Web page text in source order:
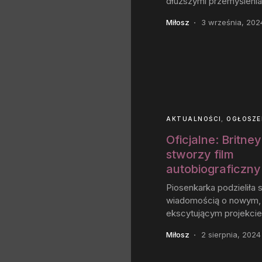
Miłosz 3 września,
AKTUALNOŚCI
Oficjalne:
stworzy film
Piosenkarka podzieliła
wiadomością o nowym,
ekscytującym
Miłosz 2 sierpnia, 2024